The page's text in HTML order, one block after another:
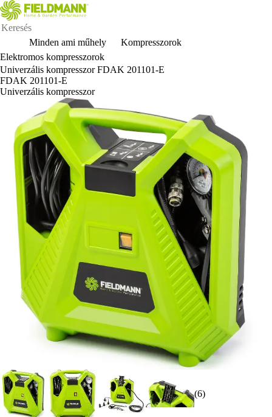
Minden ami műhely
Kompresszorok
Elektromos kompresszorok
Univerzális kompresszor FDAK 201101-E
FDAK 201101-E
Univerzális kompresszor
(6)